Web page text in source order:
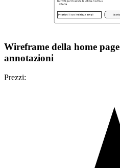
Wireframe della home
annotazioni
Prezzi: